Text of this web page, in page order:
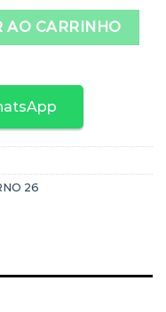
AO CARRINHO
26